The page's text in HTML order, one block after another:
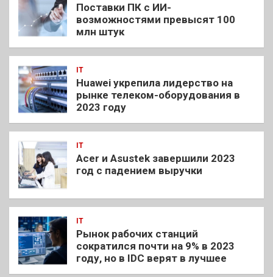
Поставки ПК с ИИ-
возможностями превысят 100
млн штук
IT
Huawei укрепила лидерство на
рынке телеком-оборудования в
2023 году
IT
Acer и Asustek завершили 2023
год с падением выручки
IT
Рынок рабочих станций
сократился почти на 9% в 2023
году, но в IDC верят в лучшее